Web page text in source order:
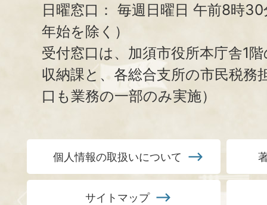
日曜窓口： 毎週日曜日 午前8時
年始を除く）
受付窓口は、加須市役所本庁舎1
収納課と、 各総合支所の市民税務
口も業務の一部のみ実施）
個人情報の取扱いについて
サイトマップ